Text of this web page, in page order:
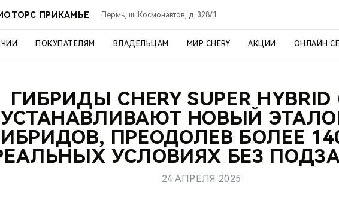
ПРИКАМЬЕ Пермь, ш. Космонавтов, д. 328/1
ПОКУПАТЕЛЯМ ВЛАДЕЛЬЦАМ МИР CHERY АКЦИИ ОНЛАЙН
ГИБРИДЫ CHERY SUPER HYBRID
УСТАНАВЛИВАЮТ НОВЫЙ
ПРЕОДОЛЕВ БОЛЕЕ
УСЛОВИЯХ БЕЗ
24 АПРЕЛЯ 2025